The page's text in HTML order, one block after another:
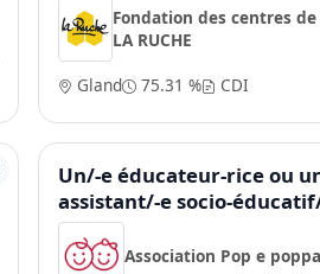
Fondation des centres
LA RUCHE
Gland
75.31 % CDI
Un/-e éducateur-rice ou
assistant/-e socio-
Association Pop e poppa